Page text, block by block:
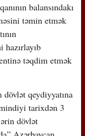
balansındakı
təmin etmək
hazırlayıb
təqdim etmək
qeydiyyatına
tarixdən 3
dövlət